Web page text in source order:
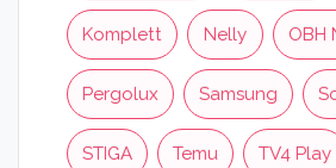
Komplett Nelly OBH
Pergolux Samsung
STIGA Temu TV4 Play